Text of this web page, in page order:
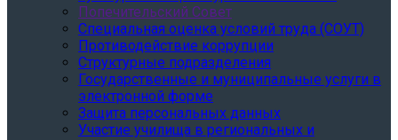
Попечительский Совет
Специальная оценка условий труда (СОУТ)
Противодействие коррупции
Структурные подразделения
Государственные и муниципальные услуги в
электронной форме
Защита персональных данных
Участие училища в региональных и